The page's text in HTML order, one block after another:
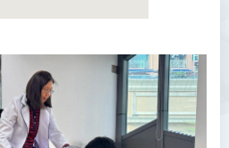
关于我们
愿景与使命